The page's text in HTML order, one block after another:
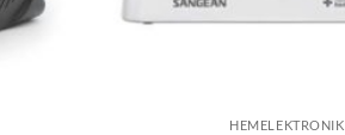
HEMELEKTRONIK